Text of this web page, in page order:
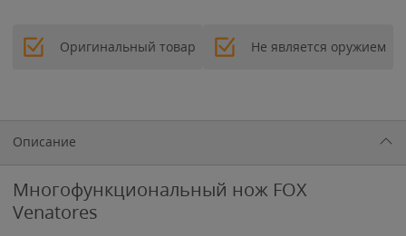
Оригинальный товар Не является оружием
Описание
Многофункциональный нож FOX
Venatores